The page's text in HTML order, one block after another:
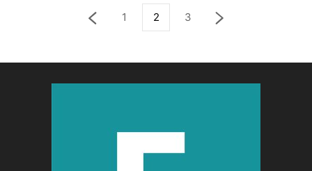
1 2 3